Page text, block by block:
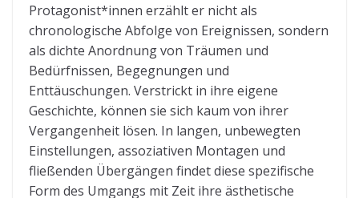
Protagonist*innen erzählt er nicht als
chronologische Abfolge von Ereignissen, sondern
als dichte Anordnung von Träumen und
Bedürfnissen, Begegnungen und
Enttäuschungen. Verstrickt in ihre eigene
Geschichte, können sie sich kaum von ihrer
Vergangenheit lösen. In langen, unbewegten
Einstellungen, assoziativen Montagen und
fließenden Übergängen findet diese spezifische
Form des Umgangs mit Zeit ihre ästhetische